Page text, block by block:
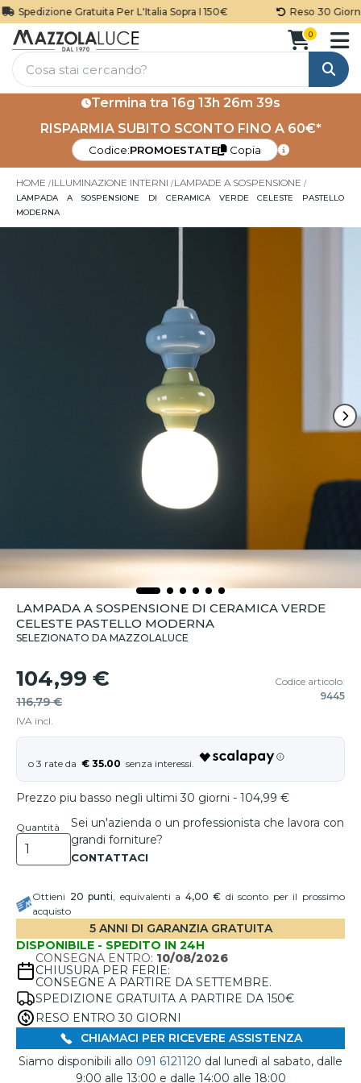
Spedizione Gratuita Per L'Italia Sopra I 150€ Reso 30 Giorni
Cerca
0
Termina tra 16g 13h 26m 38s
RISPARMIA SUBITO SCONTO FINO A 60€*
Codice:PROMOESTATE Copia
HOME ILLUMINAZIONE INTERNI LAMPADE A SOSPENSIONE
LAMPADA A SOSPENSIONE DI CERAMICA VERDE CELESTE PASTELLO
MODERNA
LAMPADA A SOSPENSIONE DI CERAMICA VERDE
CELESTE PASTELLO MODERNA
SELEZIONATO DA MAZZOLALUCE
104,99 €
116,79 €
IVA incl.
Codice articolo:
9445
€ 35.00
Prezzo piu basso negli ultimi 30 giorni - 104,99 €
Quantità
Sei un'azienda o un professionista che lavora con
grandi forniture?
Ottieni 20 punti, equivalenti a 4,00 € di sconto per il prossimo
acquisto
5 ANNI DI GARANZIA GRATUITA
DISPONIBILE - SPEDITO IN 24H
CONSEGNA ENTRO: 10/08/2026
CHIUSURA PER FERIE:
CONSEGNE A PARTIRE DA SETTEMBRE.
SPEDIZIONE GRATUITA A PARTIRE DA 150€
RESO ENTRO 30 GIORNI
CHIAMACI PER RICEVERE ASSISTENZA
Siamo disponibili allo 091 6121120 dal lunedì al sabato, dalle
9:00 alle 13:00 e dalle 14:00 alle 18:00